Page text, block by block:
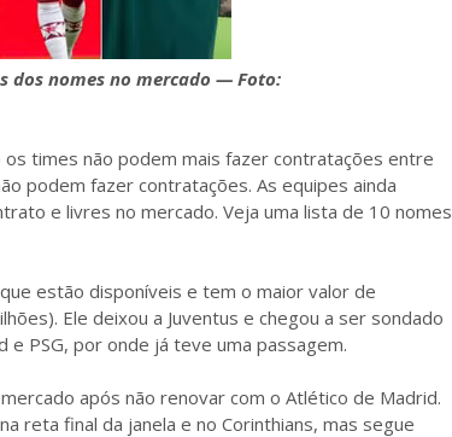
dos nomes no mercado — Foto:
times não podem mais fazer contratações entre
podem fazer contratações. As equipes ainda
e livres no mercado. Veja uma lista de 10 nomes
estão disponíveis e tem o maior valor de
Ele deixou a Juventus e chegou a ser sondado
PSG, por onde já teve uma passagem.
após não renovar com o Atlético de Madrid.
reta final da janela e no Corinthians, mas segue